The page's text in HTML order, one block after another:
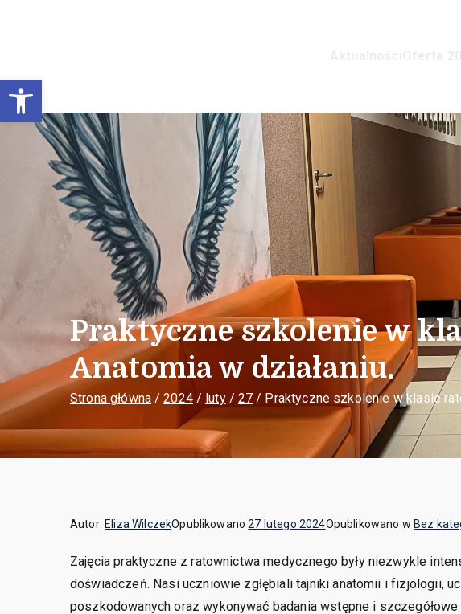
Otwórz pasek narzędzi
Praktyczne szkolenie w
Anatomia w działaniu.
Strona główna 2024 luty 27 Praktyczne szkolenie w klasie
Autor: Eliza WilczekOpublikowano27 lutego 2024Opublikowano w Bez
Zajęcia praktyczne z ratownictwa medycznego były niezwykle
doświadczeń. Nasi uczniowie zgłębiali tajniki anatomii i fizjologii,
poszkodowanych oraz wykonywać badania wstępne i